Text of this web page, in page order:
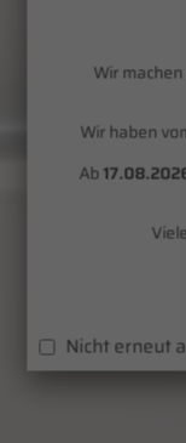
Nicht erneut
Wir
Wir haben
Ab